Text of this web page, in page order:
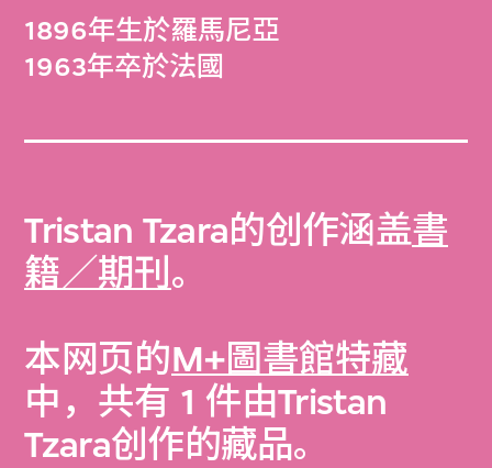
1896年生於羅馬尼亞
1963年卒於法國
Tristan Tzara的创作涵盖書
籍／期刊。
本网页的M+圖書館特藏
中，共有 1 件由Tristan
Tzara创作的藏品。